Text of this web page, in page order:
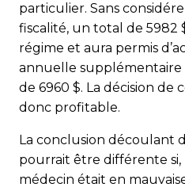
particulier. Sans
fiscalité, un total de 5982
régime et aura permis
annuelle supplémentaire
de 6960 $. La décision de
donc profitable.
La conclusion découlant
pourrait être différente si,
médecin était en